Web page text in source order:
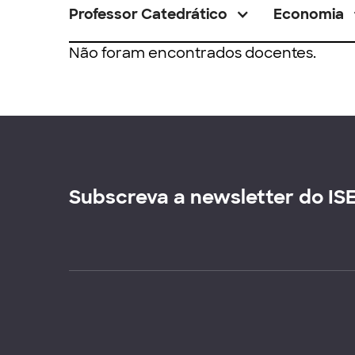
Professor Catedrático Economia
Não foram encontrados docentes.
Subscreva a newsletter do